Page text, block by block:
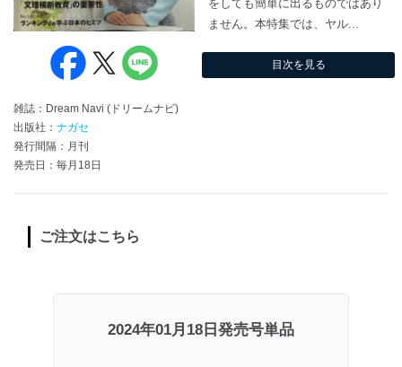
雑誌：Dream Navi (ドリームナビ)
出版社： ナガセ
発行間隔：月刊
発売日：毎月18日
をしても簡単に出るものではあり
ません。本特集では、ヤル...
目次を見る
ご注文はこちら
2024年01月18日発売号単品